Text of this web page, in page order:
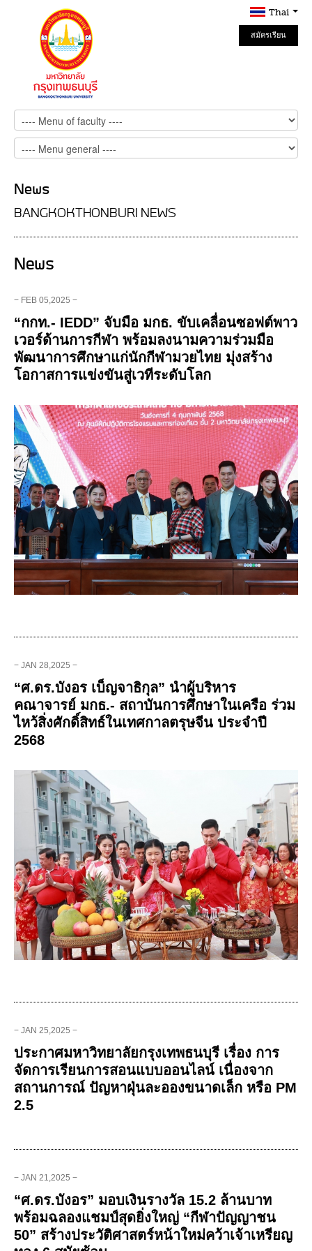
Thai
สมัครเรียน
Online
News
BANGKOKTHONBURI NEWS
News
− FEB 05,2025 −
“กกท.- IEDD” จับมือ มกธ. ขับเคลื่อนซอฟต์พาว
เวอร์ด้านการกีฬา พร้อมลงนามความร่วมมือ
พัฒนาการศึกษาแก่นักกีฬามวยไทย มุ่งสร้าง
โอกาสการแข่งขันสู่เวทีระดับโลก
− JAN 28,2025 −
“ศ.ดร.บังอร เบ็ญจาธิกุล” นำผู้บริหาร
คณาจารย์ มกธ.- สถาบันการศึกษาในเครือ ร่วม
ไหว้สิ่งศักดิ์สิทธ์ในเทศกาลตรุษจีน ประจำปี
2568
− JAN 25,2025 −
ประกาศมหาวิทยาลัยกรุงเทพธนบุรี เรื่อง การ
จัดการเรียนการสอนแบบออนไลน์ เนื่องจาก
สถานการณ์ ปัญหาฝุ่นละอองขนาดเล็ก หรือ PM
2.5
− JAN 21,2025 −
“ศ.ดร.บังอร” มอบเงินรางวัล​ 15.2 ล้านบาท
พร้อมฉลองแชมป์สุดยิ่งใหญ่ “กีฬาปัญญาชน
50” สร้างประวัติศาสตร์หน้าใหม่คว้าเจ้าเหรียญ